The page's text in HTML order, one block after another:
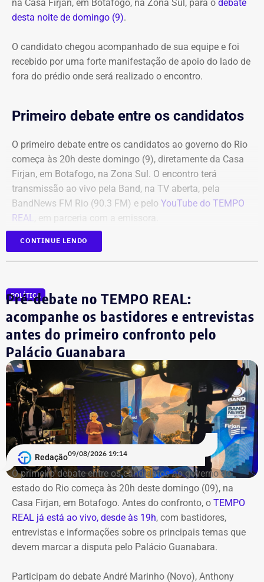
na Casa Firjan, em Botafogo, na Zona Sul, para o debate
desta noite de domingo (9).
O candidato chegou acompanhado de sua equipe e foi
recebido por uma forte manifestação de apoio do lado de
fora do prédio onde será realizado o encontro.
Primeiro debate entre os candidatos
O primeiro debate entre os candidatos ao governo do Rio
começa às 20h deste domingo (9), diretamente da Casa
Firjan, em Botafogo, na Zona Sul. O encontro terá
transmissão ao vivo pela Band, na TV aberta, pela
BandNews FM Rio (90.3 FM) e pelo YouTube do TEMPO
REAL , em parceria com a emissora.
Garotinho (Republicanos), Douglas Ruas (PL) e Willian
na noite anterior que não iria comparecer.
O público também poderá acompanhar a cobertura
especial do TEMPO REAL pelo Instagram do portal, com
transmissão e atualizações nos Stories. Estamos ao vivo
com o pré-debate desde às 19h.Acompanhe pelo link.
CONTINUE LENDO
POLÍTICA
Pré-debate no TEMPO REAL:
acompanhe os bastidores e entrevistas
antes do primeiro confronto pelo
Palácio Guanabara
Redação09/08/2026 19:14
O primeiro debate entre os candidatos ao governo do
estado do Rio começa às 20h deste domingo (09), na
Casa Firjan, em Botafogo. Antes do confronto, o TEMPO
REAL já está ao vivo, desde às 19h, com bastidores,
entrevistas e informações sobre os principais temas que
devem marcar a disputa pelo Palácio Guanabara.
Participam do debate André Marinho (Novo), Anthony